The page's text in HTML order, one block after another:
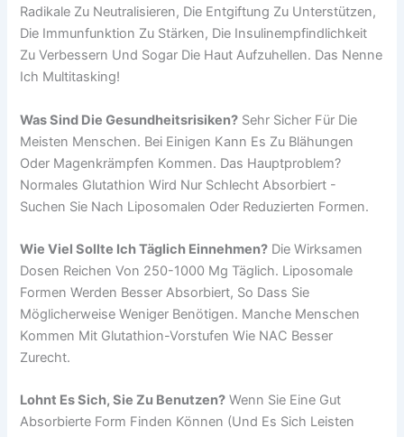
Radikale Zu Neutralisieren, Die Entgiftung Zu Unterstützen,
Die Immunfunktion Zu Stärken, Die Insulinempfindlichkeit
Zu Verbessern Und Sogar Die Haut Aufzuhellen. Das Nenne
Ich Multitasking!
Was Sind Die Gesundheitsrisiken? Sehr Sicher Für Die
Meisten Menschen. Bei Einigen Kann Es Zu Blähungen
Oder Magenkrämpfen Kommen. Das Hauptproblem?
Normales Glutathion Wird Nur Schlecht Absorbiert -
Suchen Sie Nach Liposomalen Oder Reduzierten Formen.
Wie Viel Sollte Ich Täglich Einnehmen? Die Wirksamen
Dosen Reichen Von 250-1000 Mg Täglich. Liposomale
Formen Werden Besser Absorbiert, So Dass Sie
Möglicherweise Weniger Benötigen. Manche Menschen
Kommen Mit Glutathion-Vorstufen Wie NAC Besser
Zurecht.
Lohnt Es Sich, Sie Zu Benutzen? Wenn Sie Eine Gut
Absorbierte Form Finden Können (und Es Sich Leisten